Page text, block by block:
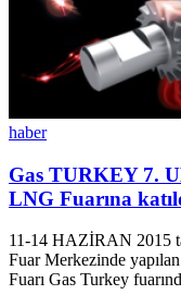
haber
Gas TURKEY 7.
LNG Fuarına
11-14 HAZİRAN 2015
Fuar Merkezinde
Fuarı Gas Turkey